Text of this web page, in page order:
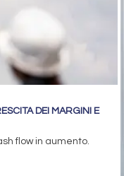
DEI MARGINI E
flow in aumento.